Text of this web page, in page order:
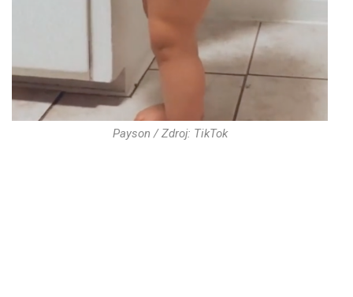
Payson / Zdroj: TikTok